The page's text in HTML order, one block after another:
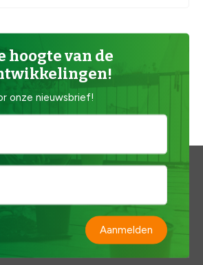
hoogte van de
onze nieuwsbrief!
Aanmelden